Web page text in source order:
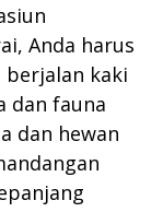
Anda harus
kaki
dan fauna
dan hewan